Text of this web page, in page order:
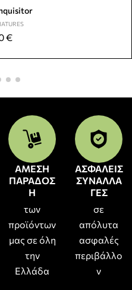
€
ΑΜΕΣΗ
ΠΑΡΑΔΟΣ
Η
των
προϊόντων
μας σε όλη
την
Ελλάδα
ΑΣΦΑΛΕΙΣ
ΣΥΝΑΛΛΑ
ΓΕΣ
σε
απόλυτα
ασφαλές
περιβάλλο
ν